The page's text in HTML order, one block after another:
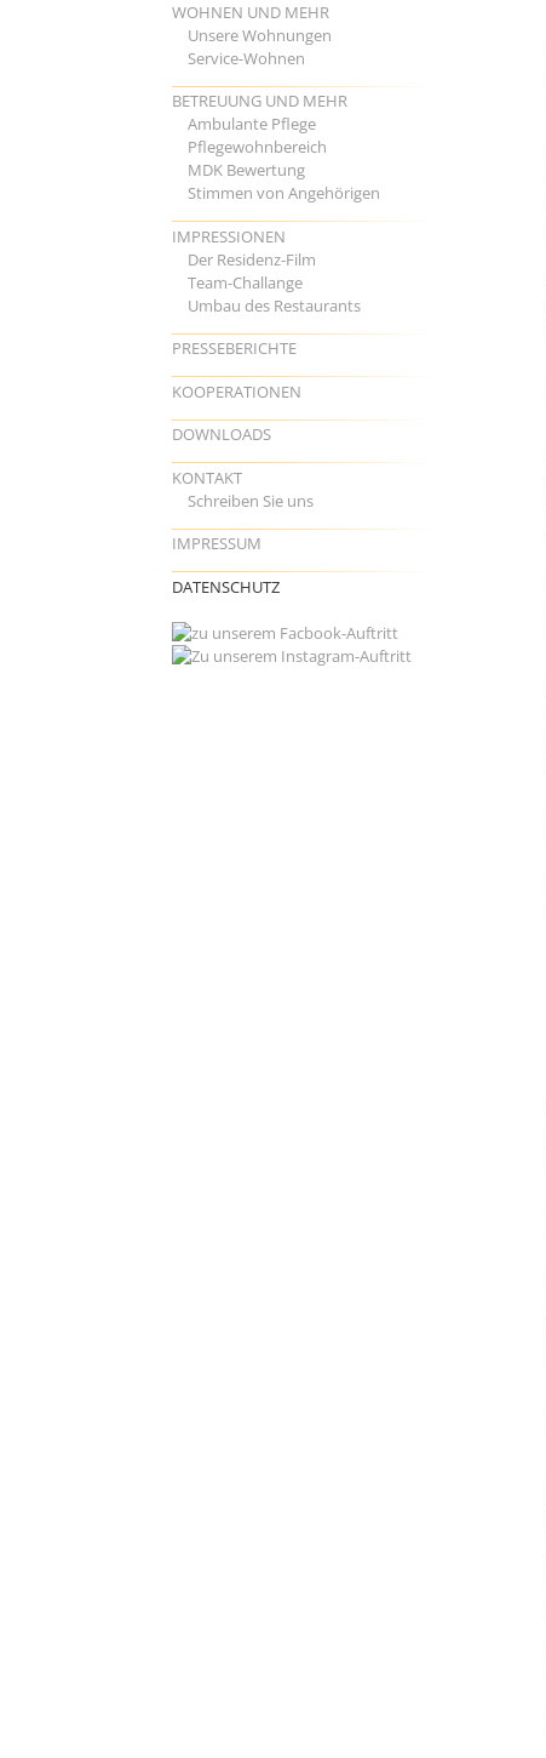
WOHNEN UND MEHR
Unsere Wohnungen
Service-Wohnen
BETREUUNG UND MEHR
Ambulante Pflege
Pflegewohnbereich
MDK Bewertung
Stimmen von Angehörigen
IMPRESSIONEN
Der Residenz-Film
Team-Challange
Umbau des Restaurants
PRESSEBERICHTE
KOOPERATIONEN
DOWNLOADS
KONTAKT
Schreiben Sie uns
IMPRESSUM
DATENSCHUTZ